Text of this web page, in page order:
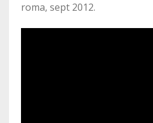
roma, sept 2012.